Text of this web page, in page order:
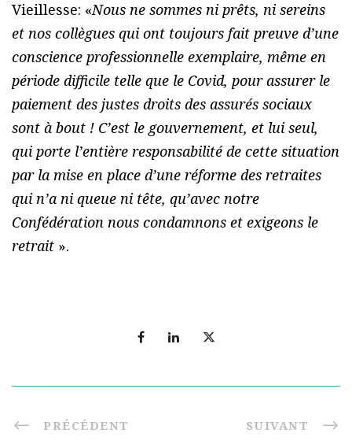
Vieillesse: «Nous ne sommes ni prêts, ni sereins
et nos collègues qui ont toujours fait preuve d’une
conscience professionnelle exemplaire, même en
période difficile telle que le Covid, pour assurer le
paiement des justes droits des assurés sociaux
sont à bout ! C’est le gouvernement, et lui seul,
qui porte l’entière responsabilité de cette situation
par la mise en place d’une réforme des retraites
qui n’a ni queue ni tête, qu’avec notre
Confédération nous condamnons et exigeons le
retrait ».
PRÉCÉDENT SUIVANT